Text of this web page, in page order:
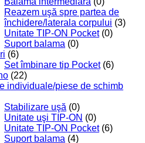
Reazem uşă spre partea de
închidere/laterala corpului (3)
Unitate TIP-ON Pocket (0)
Suport balama (0)
(6)
Set îmbinare tip Pocket (6)
(22)
individuale/piese de schimb
Stabilizare uşă (0)
Unitate uşi TIP-ON (0)
Unitate TIP-ON Pocket (6)
Suport balama (4)